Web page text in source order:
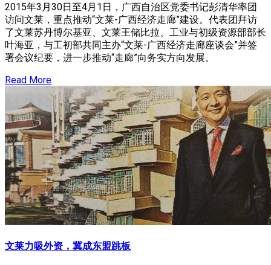
2015年3月30日至4月1日，广西自治区党委书记彭清华率团
访问文莱，重点推动“文莱-广西经济走廊”建设。代表团拜访
了文莱苏丹博尔基亚、文莱王储比拉、工业与初级资源部部长
叶海亚，与工初部共同主办“文莱-广西经济走廊座谈会”并签
署会议纪要，进一步推动“走廊”向务实方向发展。
Read More
文莱力吸外资，冀成东盟跳板